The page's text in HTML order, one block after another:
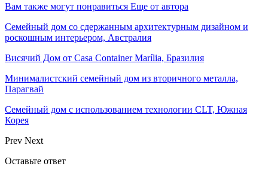
Вам также могут понравиться Еще от автора
Семейный дом со сдержанным архитектурным дизайном и
роскошным интерьером, Австралия
Висячий Дом от Casa Container Marília, Бразилия
Минималистский семейный дом из вторичного металла,
Парагвай
Семейный дом с использованием технологии CLT, Южная
Корея
Prev Next
Оставьте ответ